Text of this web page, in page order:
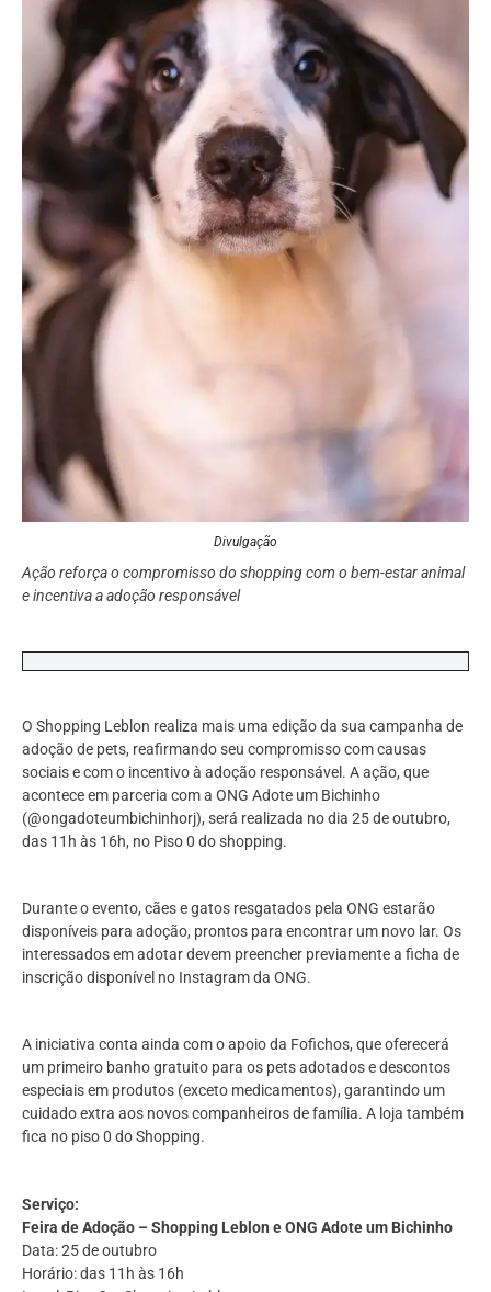
Divulgação
Ação reforça o compromisso do shopping com o bem-estar animal
e incentiva a adoção responsável
O Shopping Leblon realiza mais uma edição da sua campanha de
adoção de pets, reafirmando seu compromisso com causas
sociais e com o incentivo à adoção responsável. A ação, que
acontece em parceria com a ONG Adote um Bichinho
(@ongadoteumbichinhorj), será realizada no dia 25 de outubro,
das 11h às 16h, no Piso 0 do shopping.
Durante o evento, cães e gatos resgatados pela ONG estarão
disponíveis para adoção, prontos para encontrar um novo lar. Os
interessados em adotar devem preencher previamente a ficha de
inscrição disponível no Instagram da ONG.
A iniciativa conta ainda com o apoio da Fofichos, que oferecerá
um primeiro banho gratuito para os pets adotados e descontos
especiais em produtos (exceto medicamentos), garantindo um
cuidado extra aos novos companheiros de família. A loja também
fica no piso 0 do Shopping.
Serviço:
Feira de Adoção – Shopping Leblon e ONG Adote um Bichinho
Data: 25 de outubro
Horário: das 11h às 16h